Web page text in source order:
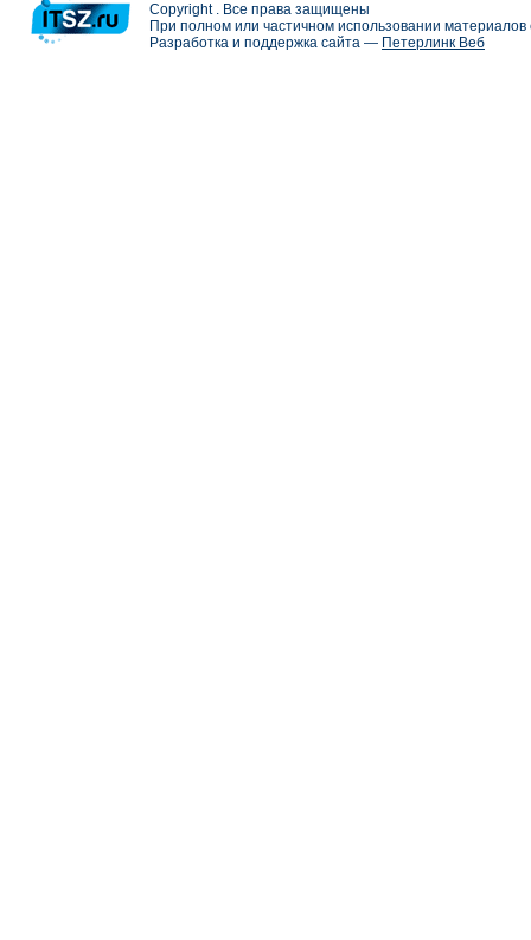
Copyright . Все права защищены
При полном или частичном использовании
Разработка и поддержка сайта — Петерлинк Веб